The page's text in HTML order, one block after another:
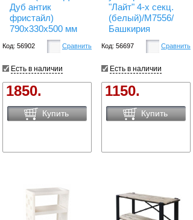
Дуб антик
фристайл)
790х330х500 мм
Код: 56902 Сравнить
Есть в наличии
1850.
Купить
"Лайт" 4-х секц.
(белый)/М7556/
Башкирия
Код: 56697 Сравнить
Есть в наличии
1150.
Купить